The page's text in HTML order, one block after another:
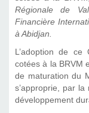
Régionale de
Financière
à Abidjan.
L’adoption de
cotées à la BRVM
de maturation du
s’approprie, par
développement